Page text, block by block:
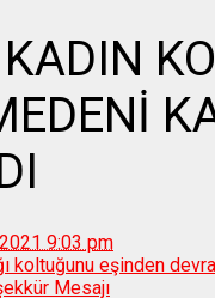
9:03 pm
koltuğunu eşinden
Mesajı